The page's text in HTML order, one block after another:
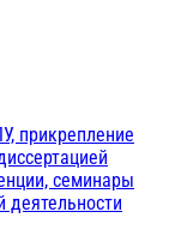
прикрепление
семинары
деятельности